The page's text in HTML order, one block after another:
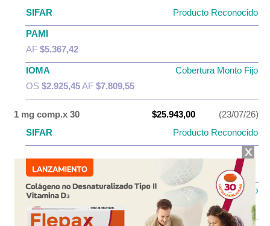
SIFAR
Producto Reconocido
PAMI
AF $5.367,42
IOMA
Cobertura Monto Fijo
OS $2.925,45AF $7.809,55
1 mg comp.x 30 $25.943,00
(23/07/26)
SIFAR
Producto Reconocido
AF$12.971,50
IOMA
Cobertura Monto Fijo
OS$7.054,12 AF$18.888,88